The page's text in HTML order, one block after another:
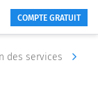
COMPTE GRATUIT
des services